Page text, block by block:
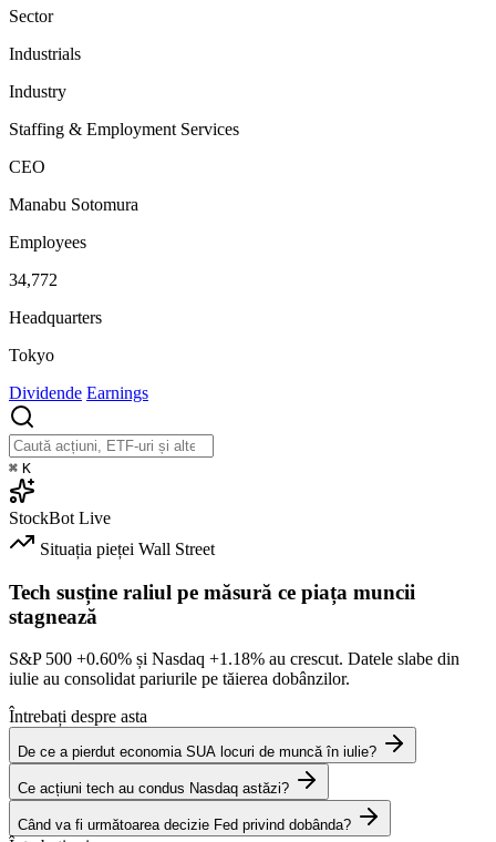
Sector
Industrials
Industry
Staffing & Employment Services
CEO
Manabu Sotomura
Employees
34,772
Headquarters
Tokyo
Dividende Earnings
⌘ K
StockBot Live
Situația pieței Wall Street
Tech susține raliul pe măsură ce piața muncii
stagnează
S&P 500 +0.60% și Nasdaq +1.18% au crescut. Datele slabe din
iulie au consolidat pariurile pe tăierea dobânzilor.
Întrebați despre asta
De ce a pierdut economia SUA locuri de muncă în iulie?
Ce acțiuni tech au condus Nasdaq astăzi?
Când va fi următoarea decizie Fed privind dobânda?